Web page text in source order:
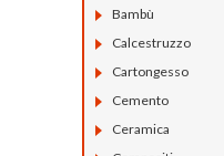
Bambù
Calcestruzzo
Cartongesso
Cemento
Ceramica